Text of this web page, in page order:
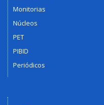
Monitorias
Núcleos
PET
PIBID
Periódicos